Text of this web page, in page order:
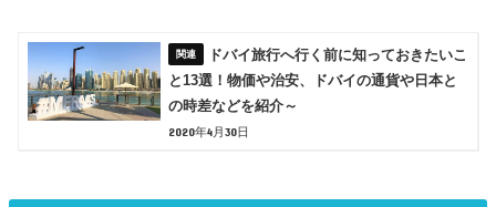
ドバイ旅行へ行く前に知っておきたいこ
と13選！物価や治安、ドバイの通貨や日本と
の時差などを紹介～
2020年4月30日